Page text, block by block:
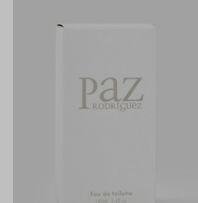
Bestel
hoge